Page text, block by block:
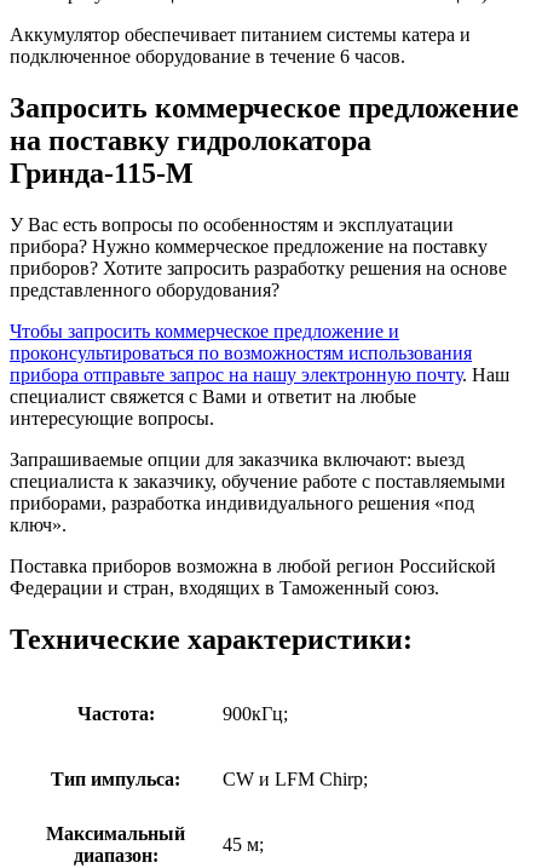
Аккумулятор обеспечивает питанием системы катера и
подключенное оборудование в течение 6 часов.
Запросить коммерческое предложение
на поставку гидролокатора
Гринда-115-М
У Вас есть вопросы по особенностям и эксплуатации
прибора? Нужно коммерческое предложение на поставку
приборов? Хотите запросить разработку решения на основе
представленного оборудования?
Чтобы запросить коммерческое предложение и
проконсультироваться по возможностям использования
прибора отправьте запрос на нашу электронную почту. Наш
специалист свяжется с Вами и ответит на любые
интересующие вопросы.
Запрашиваемые опции для заказчика включают: выезд
специалиста к заказчику, обучение работе с поставляемыми
приборами, разработка индивидуального решения «под
ключ».
Поставка приборов возможна в любой регион Российской
Федерации и стран, входящих в Таможенный союз.
Технические характеристики:
Частота: 900кГц;
Тип импульса: CW и LFM Chirp;
Максимальный
диапазон:
45 м;